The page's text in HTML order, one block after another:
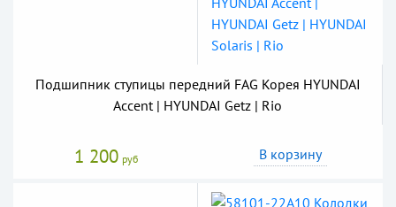
Подшипник ступицы передний FAG Корея HYUNDAI
Accent | HYUNDAI Getz | Rio
1 200 руб В корзину